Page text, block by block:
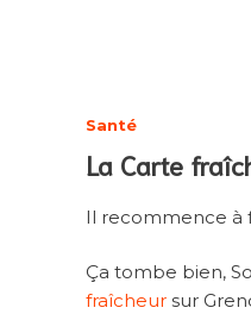
Santé
La Carte
Il recommence à
Ça tombe bien,
fraîcheur sur